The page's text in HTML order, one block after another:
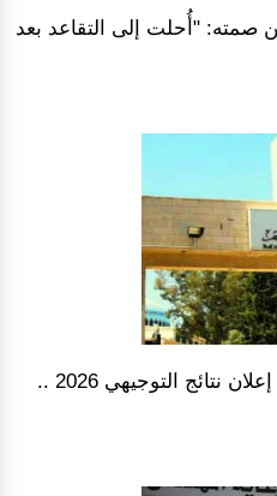
صمته: "أُحلت إلى التقاعد بعد
توضيح مهم من "التربية" بشأن إعلان نتائج التوجيهي 2026 ..